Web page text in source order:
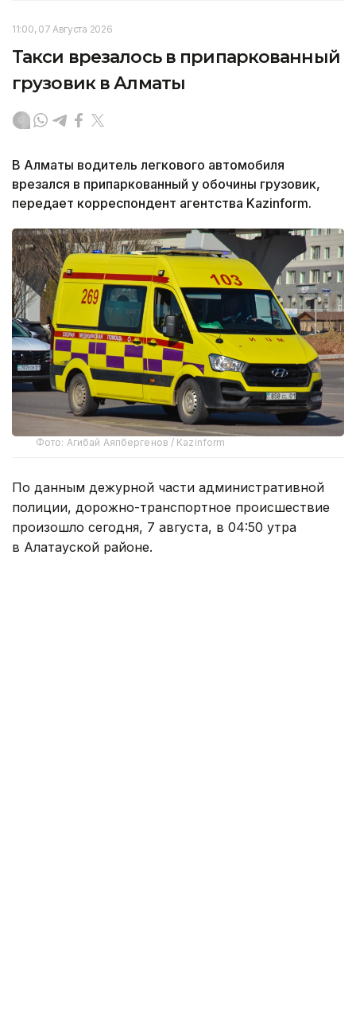
11:00, 07 Августа 2026
Такси врезалось в припаркованный
грузовик в Алматы
В Алматы водитель легкового автомобиля
врезался в припаркованный у обочины грузовик,
передает корреспондент агентства Kazinform.
Фото: Агибай Аяпбергенов / Kazinform
По данным дежурной части административной
полиции, дорожно-транспортное происшествие
произошло сегодня, 7 августа, в 04:50 утра
в Алатауской районе.